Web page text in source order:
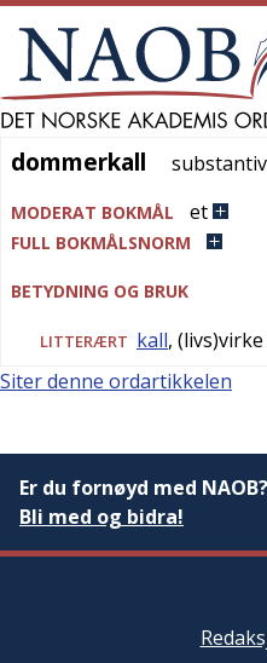
dommerkall
dommerkall substantiv
MODERAT BOKMÅL et
FULL BOKMÅLSNORM
BETYDNING OG BRUK
LITTERÆRT kall,
Siter denne ordartikkelen
Er du fornøyd med NAOB?
Bli med og bidra!